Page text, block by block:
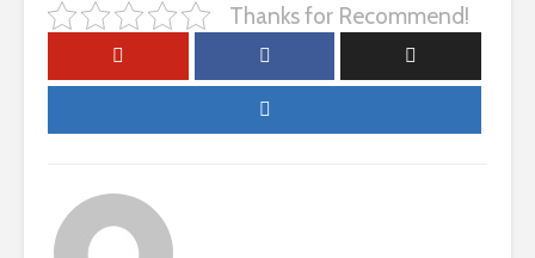
Thanks for Recommend!